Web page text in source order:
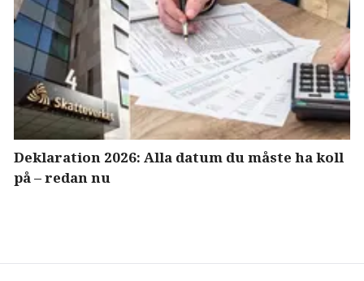
Deklaration 2026: Alla datum du måste ha koll
på – redan nu